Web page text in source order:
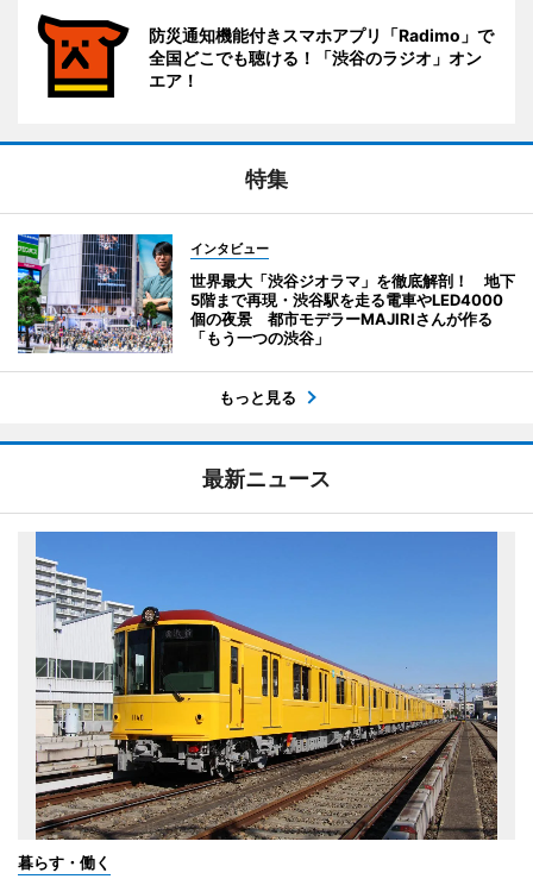
防災通知機能付きスマホアプリ「Radimo」で
全国どこでも聴ける！「渋谷のラジオ」オン
エア！
特集
インタビュー
世界最大「渋谷ジオラマ」を徹底解剖！ 地下
5階まで再現・渋谷駅を走る電車やLED4000
個の夜景 都市モデラーMAJIRIさんが作る
「もう一つの渋谷」
もっと見る
最新ニュース
暮らす・働く